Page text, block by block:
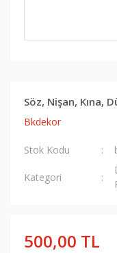
Söz, Nişan, Kına,
Bkdekor
Stok Kodu
Kategori
500,00 TL